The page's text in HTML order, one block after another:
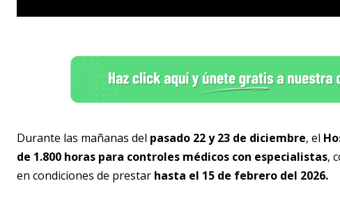
Durante las mañanas del pasado 22 y 23 de diciembre, el
de 1.800 horas para controles médicos con especialistas,
en condiciones de prestar hasta el 15 de febrero del 2026.